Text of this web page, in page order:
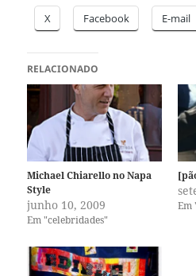
X Facebook E-mail
RELACIONADO
Michael Chiarello no Napa
Style
junho 10, 2009
Em "celebridades"
Em